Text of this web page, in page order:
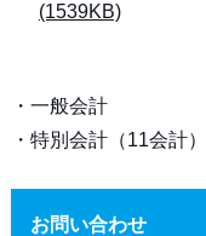
(1539KB)
・一般会計
・特別会計（11会計）
お問い合わせ